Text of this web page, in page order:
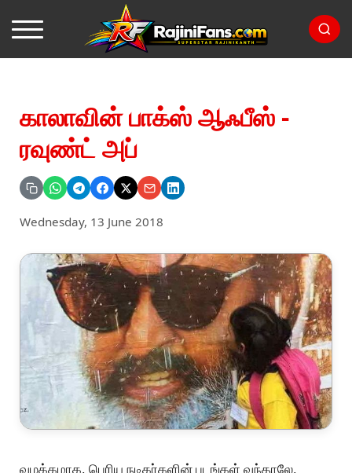
காலாவின் பாக்ஸ் ஆஃபீஸ் -
ரவுண்ட் அப்
Wednesday, 13 June 2018
வழக்கமாக, பெரிய நடிகர்களின் படங்கள் வந்தாலே,